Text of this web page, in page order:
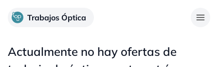
Trabajos Óptica
Actualmente no hay ofertas de